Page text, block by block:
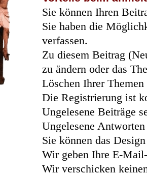
Sie können Ihren
Sie haben die
verfassen.
Zu diesem Beitrag
zu ändern oder das
Löschen Ihrer
Die Registrierung ist
Ungelesene Beiträge
Ungelesene
Sie können das
Wir geben Ihre E-
Wir verschicken